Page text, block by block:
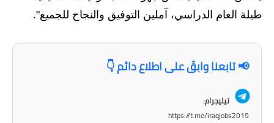
اسئلة وزارية
المرحلة الابتدائية
المرحلة المتوسطة
طيلة العام الدراسي، آملين التوفيق والنجاح للجميع".
📢 تابعنا وابقَ على اطلاع دائم 👇
تيليجرام:
https://t.me/iraqjobs2019